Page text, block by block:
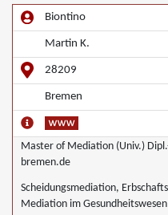
Umgang, Wirtschaftsmediation
Biontino
Martin K.
28209
Bremen
Master of Mediation (Univ.)
bremen.de
Scheidungsmediation,
Mediation im